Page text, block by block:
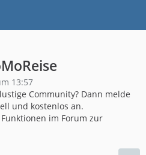
13:57
Community? Dann melde
und kostenlos an.
im Forum zur